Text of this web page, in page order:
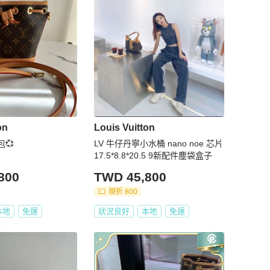
💞
地 免運
Louis Vuitton
LV 牛仔丹寧小水桶 nano noe 芯片
17.5*8.8*20.5 9新配件塵袋盒子
TWD 45,800
現折 800
狀況良好 本地 免運